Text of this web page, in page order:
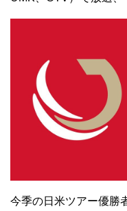
今季の日米ツアー優勝